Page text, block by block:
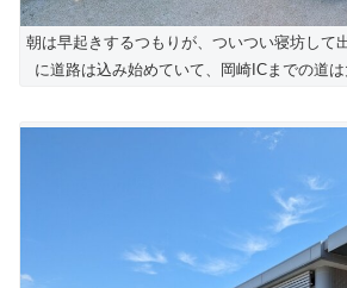
朝は早起きするつもりが、ついつい寝坊して
に道路は込み始めていて、岡崎ICまでの道は